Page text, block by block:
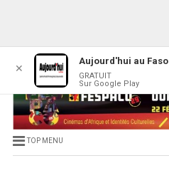
TOP MENU
✕
Aujourd'hui au Faso
GRATUIT
Sur Google Play